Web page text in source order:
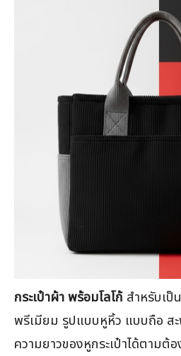
กระเป๋าผ้า พร้อมโลโก้ สำหรับเป็
พรีเมียม รูปแบบหูหิ้ว แบบถือ ส
ความยาวของหูกระเป๋าได้ตามต้